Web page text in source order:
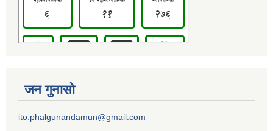
जन गुनासो
ito.phalgunandamun@gmail.com